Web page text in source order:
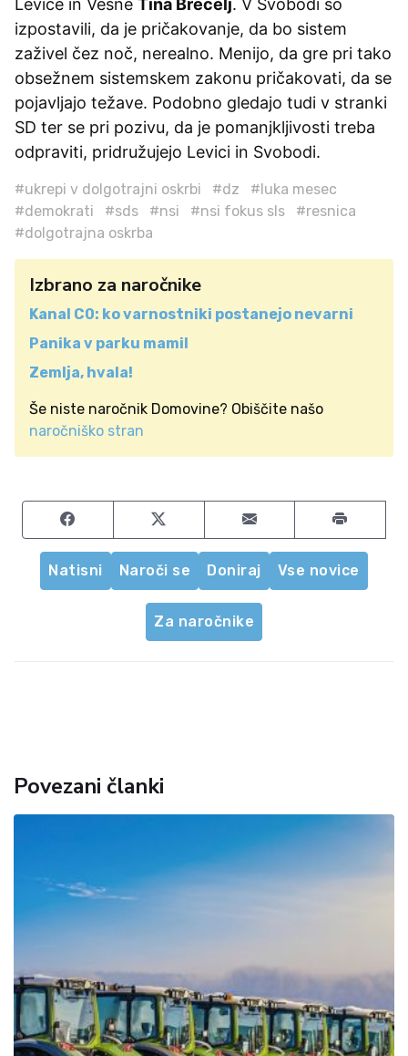
Levice in Vesne Tina Brecelj. V Svobodi so
izpostavili, da je pričakovanje, da bo sistem
zaživel čez noč, nerealno. Menijo, da gre pri tako
obsežnem sistemskem zakonu pričakovati, da se
pojavljajo težave. Podobno gledajo tudi v stranki
SD ter se pri pozivu, da je pomanjkljivosti treba
odpraviti, pridružujejo Levici in Svobodi.
#ukrepi v dolgotrajni oskrbi #dz
#luka mesec
#demokrati
#sds #nsi #nsi fokus sls
#resnica
#dolgotrajna oskrba
Izbrano za naročnike
Kanal C0: ko varnostniki postanejo nevarni
Panika v parku mamil
Zemlja, hvala!
Še niste naročnik Domovine? Obiščite našo
naročniško stran
Share on FacebookShare on TwitterShare by email
Natisni Naroči se Doniraj Vse novice
Za naročnike
Povezani članki